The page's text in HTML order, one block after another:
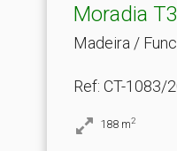
Moradia
Madeira /
Ref: CT-1083/
188 m2